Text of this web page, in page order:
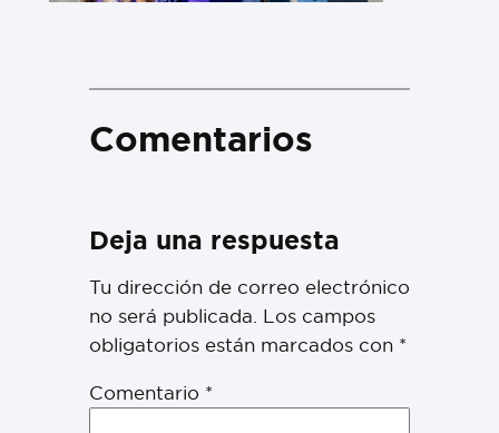
Comentarios
Deja una respuesta
Tu dirección de correo electrónico
no será publicada. Los campos
obligatorios están marcados con *
Comentario *